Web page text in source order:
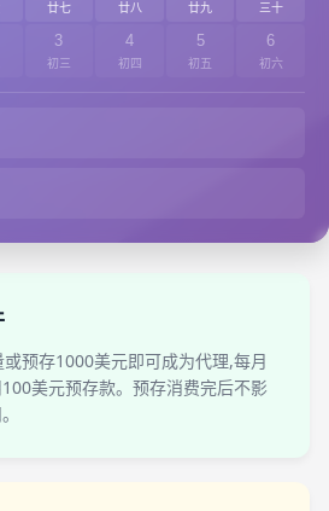
廿七 廿八 廿九 三十
3
初三
4
初四
5
初五
6
初六
预存1000美元即可成为代理,每月
美元预存款。预存消费完后不影